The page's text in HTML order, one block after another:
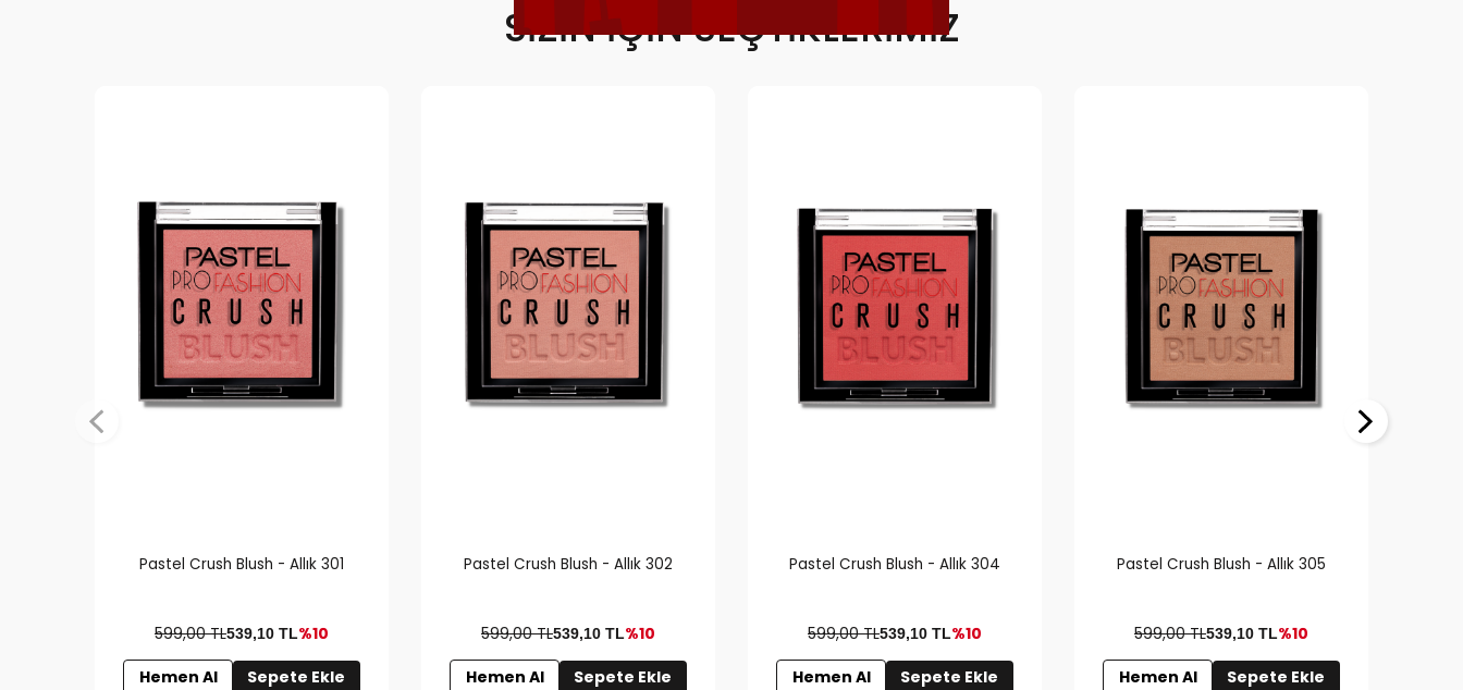
SIZIN İÇIN SEÇTIKLERIMIZ
Pastel Crush Blush - Allık 301
599,00 TL539,10 TL%10
Hemen Al Sepete Ekle
Pastel Crush Blush - Allık 302
599,00 TL539,10 TL%10
Hemen Al Sepete Ekle
Pastel Crush Blush - Allık 304
599,00 TL539,10 TL%10
Hemen Al Sepete Ekle
Pastel Crush Blush - Allık 305
599,00 TL539,10 TL%10
Hemen Al Sepete Ekle